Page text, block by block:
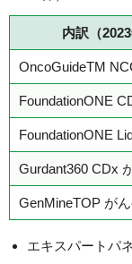
内訳（
OncoGuideTM
FoundationONE
FoundationONE
Gurdant360 CDx
GenMineTOP が
エキスパートパ